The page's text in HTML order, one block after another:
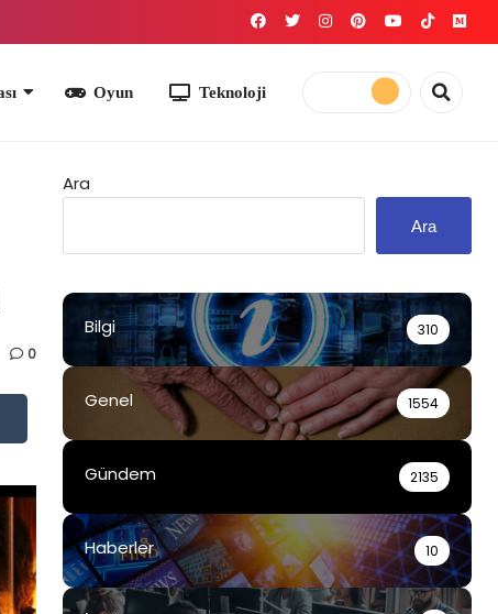
Teknoloji
0
Ara
Ara
Bilgi 310
Genel 1554
Gündem 2135
Haberler 10